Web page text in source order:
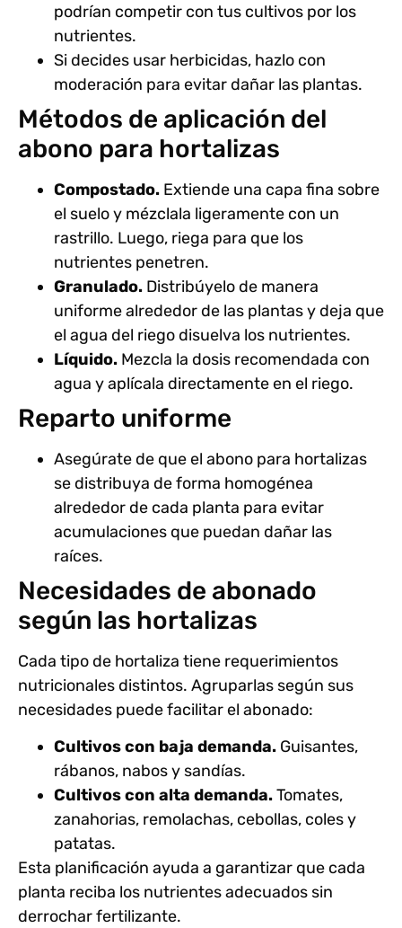
podrían competir con tus cultivos por los
nutrientes.
Si decides usar herbicidas, hazlo con
moderación para evitar dañar las plantas.
Métodos de aplicación del
abono para hortalizas
Compostado. Extiende una capa fina sobre
el suelo y mézclala ligeramente con un
rastrillo. Luego, riega para que los
nutrientes penetren.
Granulado. Distribúyelo de manera
uniforme alrededor de las plantas y deja que
el agua del riego disuelva los nutrientes.
Líquido. Mezcla la dosis recomendada con
agua y aplícala directamente en el riego.
Reparto uniforme
Asegúrate de que el abono para hortalizas
se distribuya de forma homogénea
alrededor de cada planta para evitar
acumulaciones que puedan dañar las
raíces.
Necesidades de abonado
según las hortalizas
Cada tipo de hortaliza tiene requerimientos
nutricionales distintos. Agruparlas según sus
necesidades puede facilitar el abonado:
Cultivos con baja demanda. Guisantes,
rábanos, nabos y sandías.
Cultivos con alta demanda.Tomates,
zanahorias, remolachas, cebollas, coles y
patatas.
Esta planificación ayuda a garantizar que cada
planta reciba los nutrientes adecuados sin
derrochar fertilizante.